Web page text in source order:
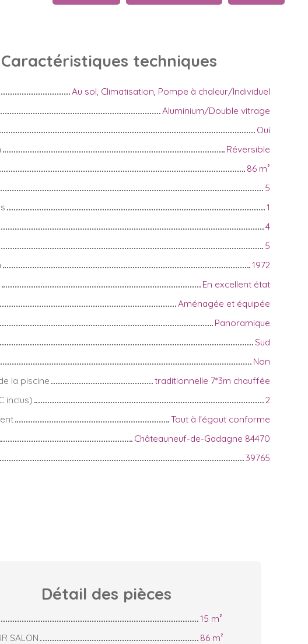
Caractéristiques techniques
Au sol, Climatisation, Pompe à chaleur/Individuel
Aluminium/Double vitrage
Oui
Réversible
86 m²
5
1
4
5
1972
En excellent état
Aménagée et équipée
Panoramique
Sud
Non
la piscine
traditionnelle 7*3m chauffée
inclus)
2
Tout à l'égout conforme
Châteauneuf-de-Gadagne 84470
39765
Détail des pièces
15 m²
SALON
86 m²